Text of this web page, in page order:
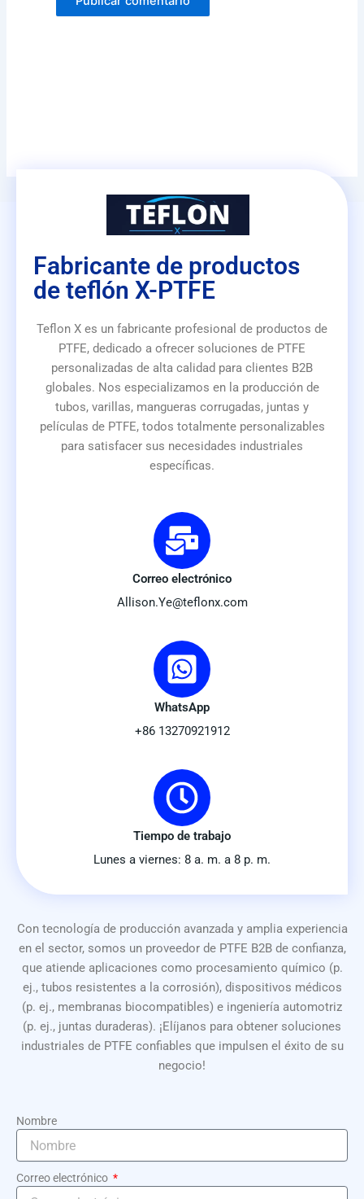
Fabricante de productos
de teflón X-PTFE
Teflon X es un fabricante profesional de productos de
PTFE, dedicado a ofrecer soluciones de PTFE
personalizadas de alta calidad para clientes B2B
globales. Nos especializamos en la producción de
tubos, varillas, mangueras corrugadas, juntas y
películas de PTFE, todos totalmente personalizables
para satisfacer sus necesidades industriales
específicas.
Correo electrónico
Allison.Ye@teflonx.com
WhatsApp
+86 13270921912
Tiempo de trabajo
Lunes a viernes: 8 a. m. a 8 p. m.
Con tecnología de producción avanzada y amplia experiencia
en el sector, somos un proveedor de PTFE B2B de confianza,
que atiende aplicaciones como procesamiento químico (p.
ej., tubos resistentes a la corrosión), dispositivos médicos
(p. ej., membranas biocompatibles) e ingeniería automotriz
(p. ej., juntas duraderas). ¡Elíjanos para obtener soluciones
industriales de PTFE confiables que impulsen el éxito de su
negocio!
Nombre
Correo electrónico